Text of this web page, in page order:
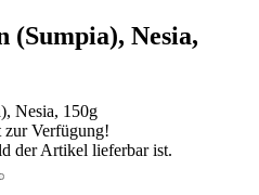
(Sumpia), Nesia,
zur Verfügung!
der Artikel lieferbar ist.